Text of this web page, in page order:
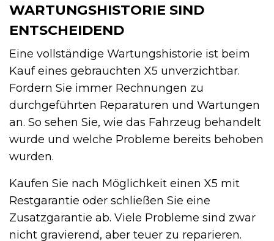
WARTUNGSHISTORIE SIND
ENTSCHEIDEND
Eine vollständige Wartungshistorie ist beim
Kauf eines gebrauchten X5 unverzichtbar.
Fordern Sie immer Rechnungen zu
durchgeführten Reparaturen und Wartungen
an. So sehen Sie, wie das Fahrzeug behandelt
wurde und welche Probleme bereits behoben
wurden.
Kaufen Sie nach Möglichkeit einen X5 mit
Restgarantie oder schließen Sie eine
Zusatzgarantie ab. Viele Probleme sind zwar
nicht gravierend, aber teuer zu reparieren.